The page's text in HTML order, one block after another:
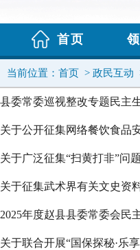
当前位置： 首页 > 政民互动
县委常委巡视整改专题民主
关于公开征集网络餐饮食品
关于广泛征集“扫黄打非”问
关于征集武术界有关文史资
2025年度赵县县委常委会民
关于联合开展“国保探秘·乐